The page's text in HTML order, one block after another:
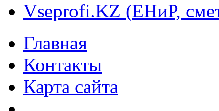
Vseprofi.KZ (ЕНиР,
Главная
Контакты
Карта сайта